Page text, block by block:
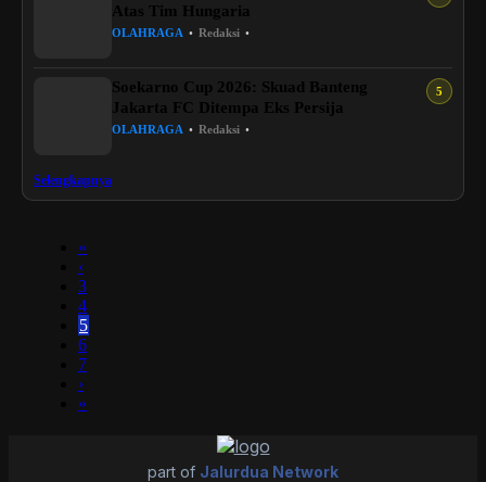
Atas Tim Hungaria
OLAHRAGA • Redaksi •
Soekarno Cup 2026: Skuad Banteng
Jakarta FC Ditempa Eks Persija
OLAHRAGA • Redaksi •
Selengkapnya
«
‹
3
4
5
6
7
›
»
part of Jalurdua Network